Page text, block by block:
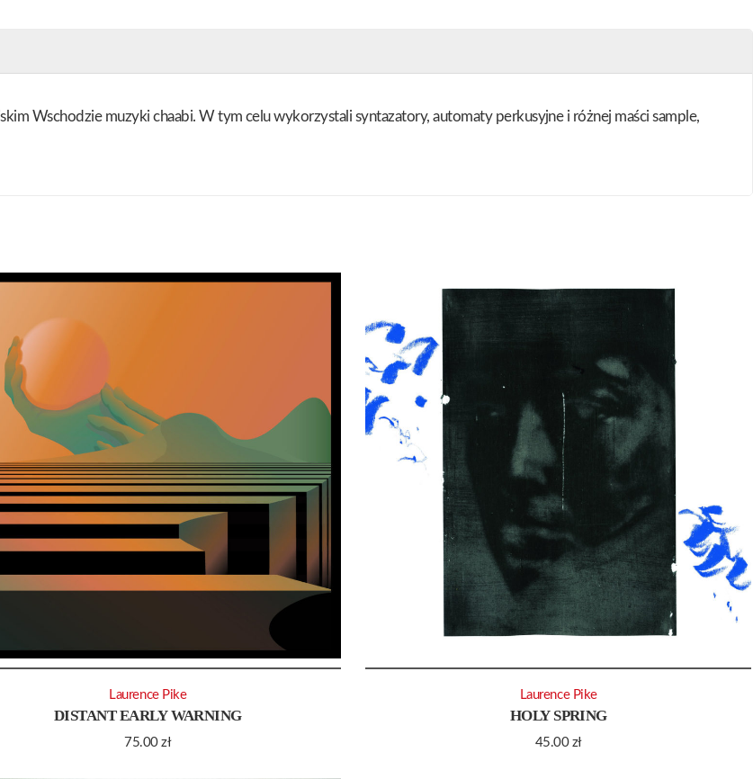
Wschodzie muzyki chaabi. W tym celu wykorzystali syntazatory, automaty perkusyjne i różnej maści sample,
DISTANT EARLY WARNING
75.00zł
Laurence Pike
HOLY SPRING
45.00 zł
Laurence Pike